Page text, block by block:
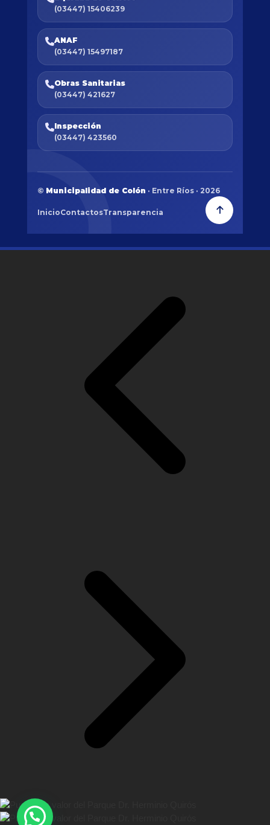
(03447) 15406239
ANAF
(03447) 15497187
Obras Sanitarias
(03447) 421627
Inspección
(03447) 423560
© Municipalidad de Colón · Entre Ríos · 2026
InicioContactosTransparencia